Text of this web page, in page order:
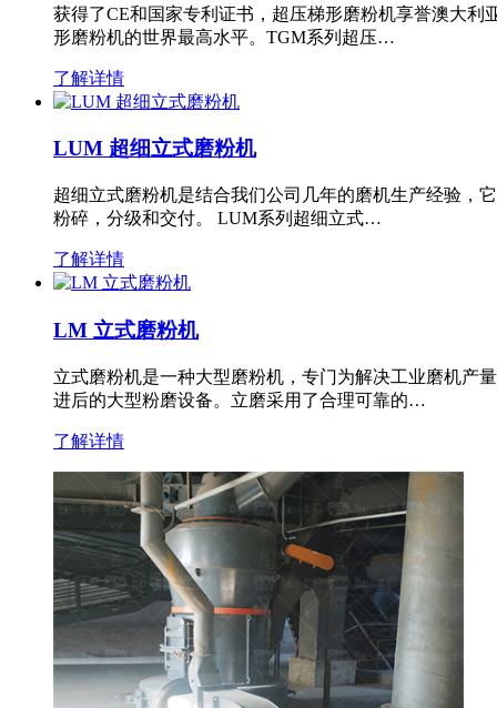
获得了CE和国家专利证书，超压梯形磨粉机享誉澳大
形磨粉机的世界最高水平。TGM系列超压…
了解详情
LUM 超细立式磨粉机
超细立式磨粉机是结合我们公司几年的磨机生产经验，
粉碎，分级和交付。 LUM系列超细立式…
了解详情
LM 立式磨粉机
立式磨粉机是一种大型磨粉机，专门为解决工业磨机产
进后的大型粉磨设备。立磨采用了合理可靠的…
了解详情